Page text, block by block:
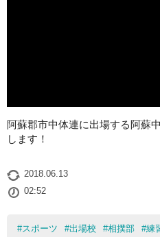
阿蘇郡市中体連に出場する阿蘇
します！
2018.06.13
02:52
#スポーツ #出場校 #相撲部 #練